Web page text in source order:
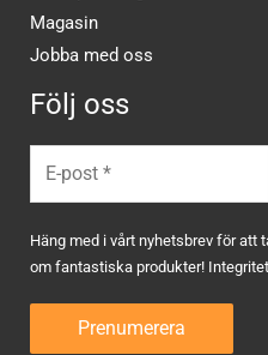
Magasin
Jobba med oss
Följ oss
Häng med i vårt nyhetsbrev för att
om fantastiska produkter!